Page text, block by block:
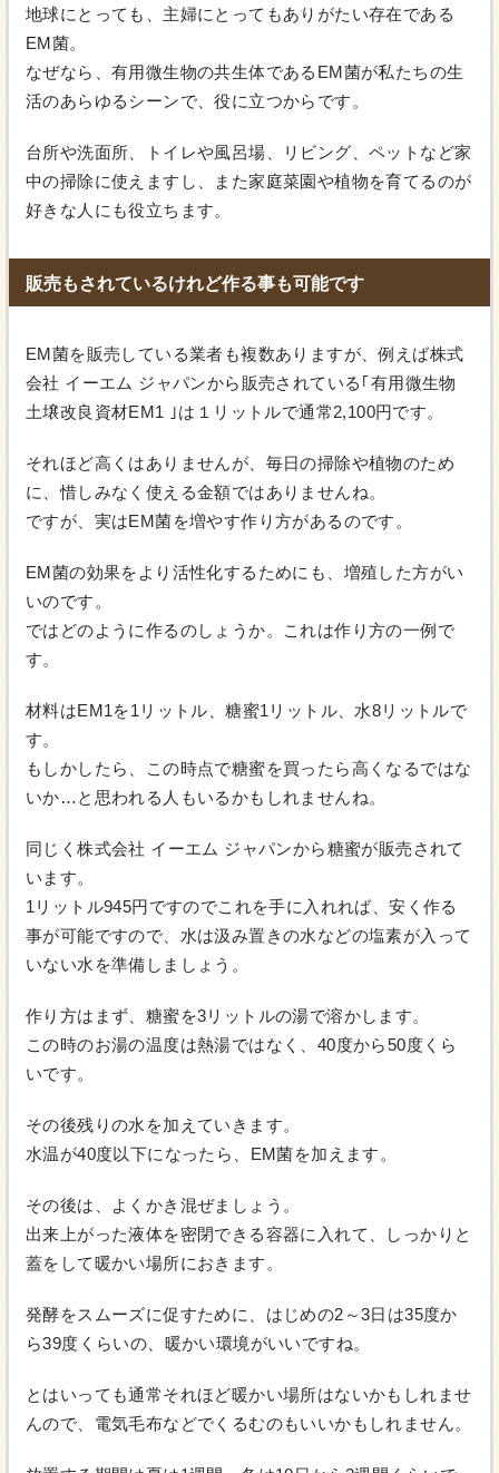
地球にとっても、主婦にとってもありがたい存在である
EM菌。
なぜなら、有用微生物の共生体であるEM菌が私たちの生
活のあらゆるシーンで、役に立つからです。
台所や洗面所、トイレや風呂場、リビング、ペットなど家
中の掃除に使えますし、また家庭菜園や植物を育てるのが
好きな人にも役立ちます。
販売もされているけれど作る事も可能です
EM菌を販売している業者も複数ありますが、例えば株式
会社 イーエム ジャパンから販売されている｢有用微生物
土壌改良資材EM1 ｣は１リットルで通常2,100円です。
それほど高くはありませんが、毎日の掃除や植物のため
に、惜しみなく使える金額ではありませんね。
ですが、実はEM菌を増やす作り方があるのです。
EM菌の効果をより活性化するためにも、増殖した方がい
いのです。
ではどのように作るのしょうか。これは作り方の一例で
す。
材料はEM1を1リットル、糖蜜1リットル、水8リットルで
す。
もしかしたら、この時点で糖蜜を買ったら高くなるではな
いか…と思われる人もいるかもしれませんね。
同じく株式会社 イーエム ジャパンから糖蜜が販売されて
います。
1リットル945円ですのでこれを手に入れれば、安く作る
事が可能ですので、水は汲み置きの水などの塩素が入って
いない水を準備しましょう。
作り方はまず、糖蜜を3リットルの湯で溶かします。
この時のお湯の温度は熱湯ではなく、40度から50度くら
いです。
その後残りの水を加えていきます。
水温が40度以下になったら、EM菌を加えます。
その後は、よくかき混ぜましょう。
出来上がった液体を密閉できる容器に入れて、しっかりと
蓋をして暖かい場所におきます。
発酵をスムーズに促すために、はじめの2～3日は35度か
ら39度くらいの、暖かい環境がいいですね。
とはいっても通常それほど暖かい場所はないかもしれませ
んので、電気毛布などでくるむのもいいかもしれません。